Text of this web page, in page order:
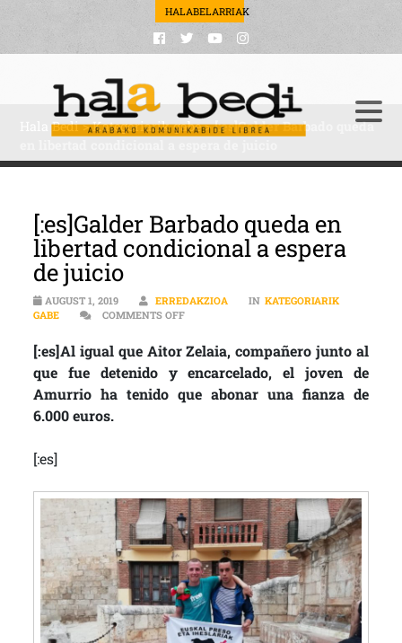
HALABELARRIAK
Hala Bedi>Kategoriarik gabe>[:es]Galder Barbado queda
[:es]Galder Barbado queda en
libertad condicional a espera
de juicio
AUGUST 1, 2019 ERREDAKZIOA IN KATEGORIARIK
GABE
COMMENTS OFFON [:ES]GALDER BARBADO QUEDA EN
[:es]Al igual que Aitor Zelaia, compañero junto al
que fue detenido y encarcelado, el joven de
Amurrio ha tenido que abonar una fianza de
6.000 euros.
[:es]